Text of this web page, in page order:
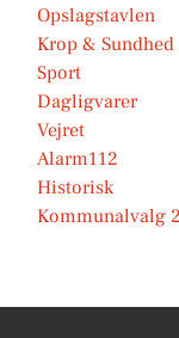
Opslagstavlen
Krop & Sundhed
Sport
Dagligvarer
Vejret
Alarm112
Historisk
Kommunalvalg